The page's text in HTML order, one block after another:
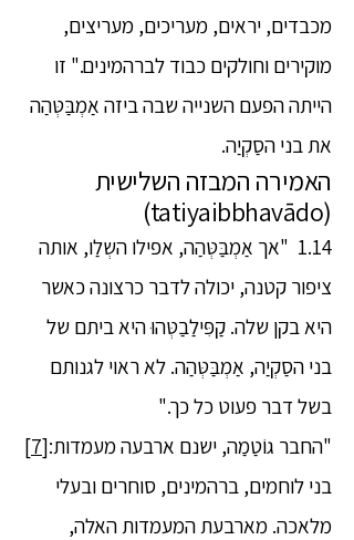
מכבדים, יראים, מעריכים, מעריצים,
מוקירים וחולקים כבוד לברהמינים." זו
הייתה הפעם השנייה שבה ביזה אַמְבַּטְּהַה
את בני הסַקְיַה.
האמירה המבזה השלישית
(tatiyaibbhavādo)
1.14 "אך אַמְבַּטְּהַה, אפילו השְלַו, אותה
ציפור קטנה, יכולה לדבר כרצונה כאשר
היא בקן שלה. קַפִּילַבַטְּהוּ היא ביתם של
בני הסַקְיַה, אַמְבַּטְּהַה. לא ראוי לגנותם
בשל דבר פעוט כל כך."
"החבר גוֹטַמַה, ישנם ארבעה מעמדות:[7]
בני לוחמים, ברהמינים, סוחרים ובעלי
מלאכה. מארבעת המעמדות האלה,